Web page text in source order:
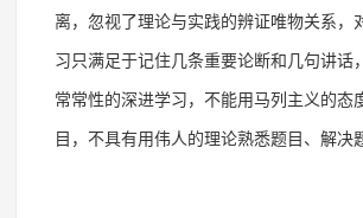
离，忽视了理论与实践的辨证唯物关系，
习只满足于记住几条重要论断和几句讲话
常常性的深进学习，不能用马列主义的态
目，不具有用伟人的理论熟悉题目、解决